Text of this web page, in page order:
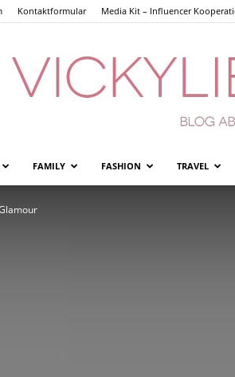
Kontaktformular Media Kit – Influencer
FAMILY FASHION TRAVEL